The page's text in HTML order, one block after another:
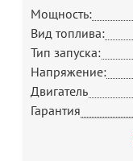
Мощность:
Вид топлива:
Тип запуска:
Напряжение:
Двигатель
Гарантия